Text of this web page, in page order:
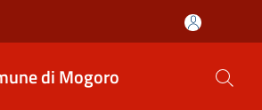
di Mogoro